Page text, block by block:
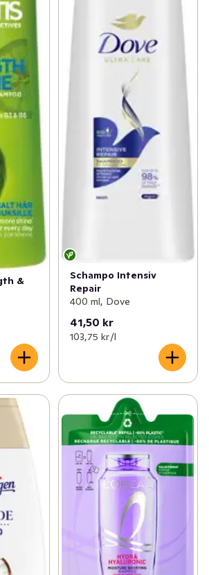
&
Schampo Intensiv
Repair
400 ml, Dove
41,50 kr
103,75 kr /l